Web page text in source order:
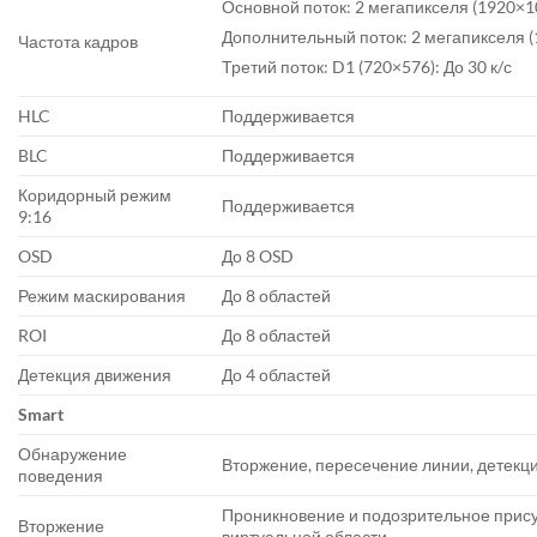
Частота кадров
Основной поток: 2 мегапикселя
Дополнительный поток: 2 мегапикселя
Третий поток: D1 (720×576): До 30 к/с
HLC
Поддерживается
BLC
Поддерживается
Коридорный режим
9:16
Поддерживается
OSD
До 8 OSD
Режим маскирования
До 8 областей
ROI
До 8 областей
Детекция движения
До 4 областей
Smart
Обнаружение
поведения
Вторжение, пересечение линии,
Вторжение
Проникновение и подозрительное